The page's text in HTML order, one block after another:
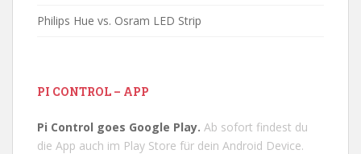
Philips Hue vs. Osram LED Strip
PI CONTROL – APP
Pi Control goes Google Play. Ab sofort findest du
die App auch im Play Store für dein Android Device.